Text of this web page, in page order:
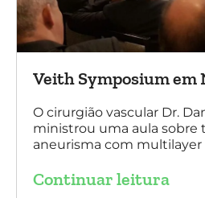
Veith Symposium em
O cirurgião vascular Dr.
ministrou uma aula sobre
aneurisma com multilayer
Continuar leitura